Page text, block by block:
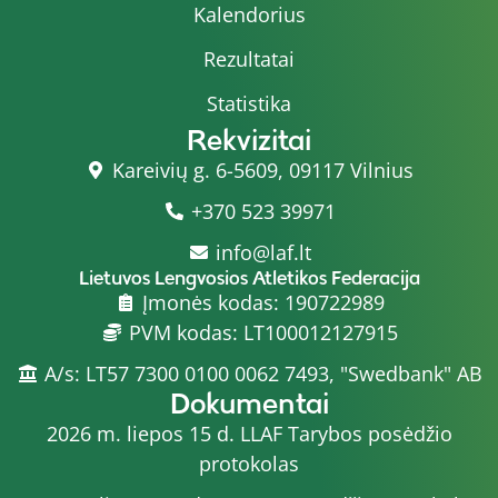
Kalendorius
Rezultatai
Statistika
Rekvizitai
Kareivių g. 6-5609, 09117 Vilnius
+370 523 39971
info@laf.lt
Lietuvos Lengvosios Atletikos Federacija
Įmonės kodas: 190722989
PVM kodas: LT100012127915
A/s: LT57 7300 0100 0062 7493, "Swedbank" AB
Dokumentai
2026 m. liepos 15 d. LLAF Tarybos posėdžio
protokolas